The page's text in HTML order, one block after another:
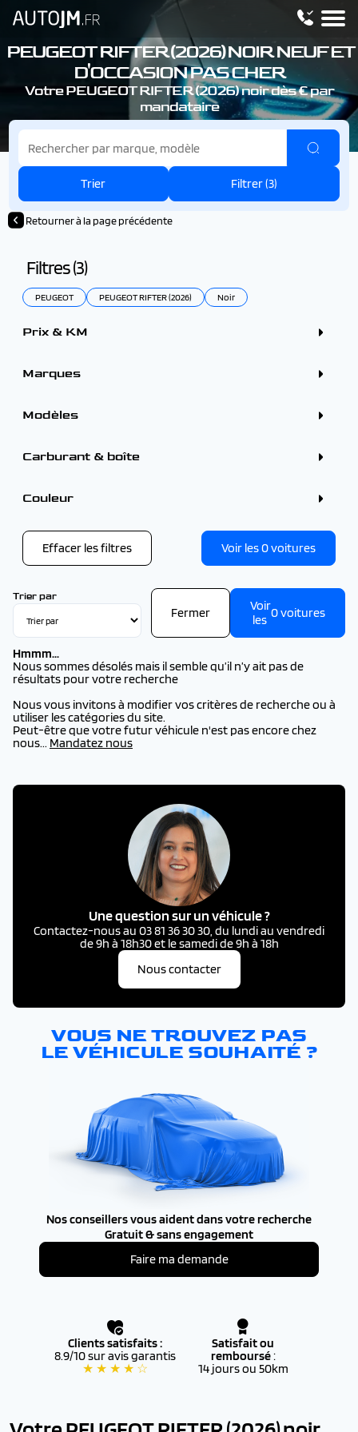
PEUGEOT RIFTER (2026)NOIR NEUF ET
D'OCCASION PAS CHER
Votre PEUGEOT RIFTER (2026)noir dès € par
mandataire
Trier Filtrer (3)
Retourner à la page précédente
Filtres (3)
PEUGEOT PEUGEOT RIFTER (2026) Noir
Prix & KM
Marques
BMW (1)
CITROEN (8)
PEUGEOT (22)
Modèles
PEUGEOT
PEUGEOT 2008 (4)
PEUGEOT 3008 (2026) (2)
PEUGEOT 308 SW (2026) (1)
PEUGEOT 408 (2026) (2)
PEUGEOT 5008 (2026) (4)
PEUGEOT EXPERT FG TOLE (2026) (1)
Carburant & boîte
Couleur
Vert (1)
Effacer les filtres
Voir les0voitures
Trier par
Fermer
Voir
les 0voitures
Hmmm...
Nous sommes désolés mais il semble qu’il n’y ait pas de
résultats pour votre recherche
Nous vous invitons à modifier vos critères de recherche ou à
utiliser les catégories du site.
Peut-être que votre futur véhicule n'est pas encore chez
nous... Mandatez nous
Une question sur un véhicule ?
Contactez-nous au 03 81 36 30 30, du lundi au vendredi
de 9h à 18h30 et le samedi de 9h à 18h
Nous contacter
VOUS NE TROUVEZ PAS
LE VÉHICULE SOUHAITÉ ?
Nos conseillers vous aident dans votre recherche
Gratuit & sans engagement
Faire ma demande
Clients satisfaits :
8.9/10 sur avis garantis
★ ★ ★ ★ ☆
Satisfait ou
remboursé:
14 jours ou 50km